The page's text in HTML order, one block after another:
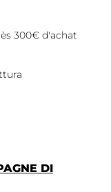
300€ d'achat
DI